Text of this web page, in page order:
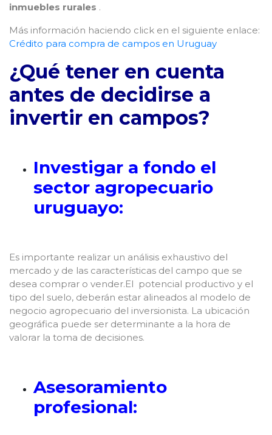
inmuebles rurales .
Más información haciendo click en el siguiente enlace:
Crédito para compra de campos en Uruguay
¿Qué tener en cuenta
antes de decidirse a
invertir en campos?
Investigar a fondo el
sector agropecuario
uruguayo:
Es importante realizar un análisis exhaustivo del
mercado y de las características del campo que se
desea comprar o vender.El potencial productivo y el
tipo del suelo, deberán estar alineados al modelo de
negocio agropecuario del inversionista. La ubicación
geográfica puede ser determinante a la hora de
valorar la toma de decisiones.
Asesoramiento
profesional: